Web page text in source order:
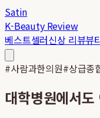
Satin
K-Beauty Review
베스트셀러신상 리뷰뷰
#사람과한의원#상급종
대학병원에서